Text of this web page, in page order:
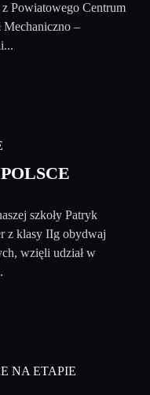
Powiatowego Centrum
Mechaniczno –
szkoły Patryk
z klasy IIg obydwaj
wzięli udział w